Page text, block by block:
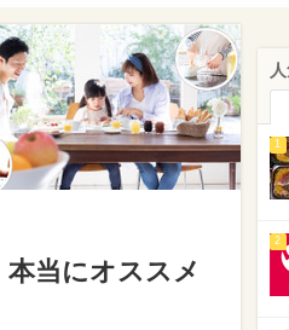
本当にオススメ
1
2